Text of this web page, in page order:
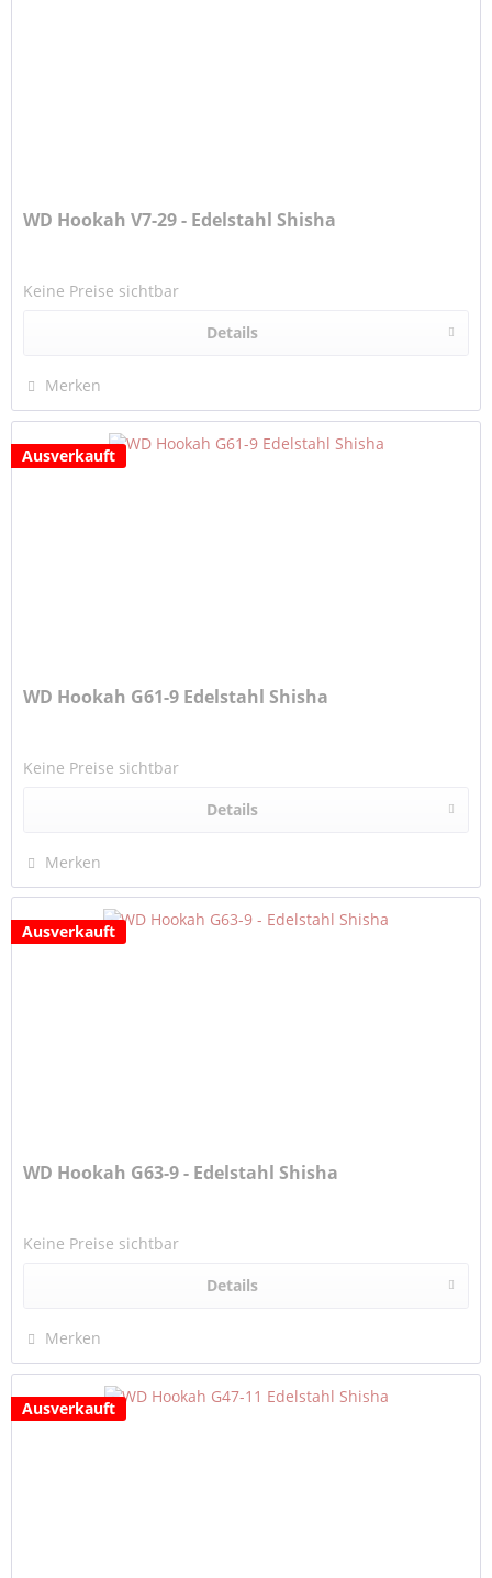
WD Hookah V7-29 - Edelstahl Shisha
Keine Preise sichtbar
Details
Merken
Ausverkauft
WD Hookah G61-9 Edelstahl Shisha
Keine Preise sichtbar
Details
Merken
Ausverkauft
WD Hookah G63-9 - Edelstahl Shisha
Keine Preise sichtbar
Details
Merken
Ausverkauft